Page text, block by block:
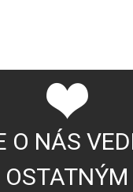
O NÁS
OSTATNÝM